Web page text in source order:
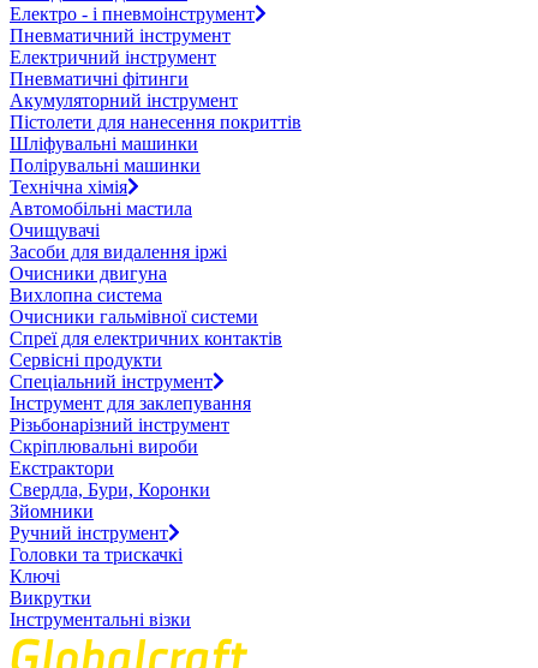
Електро - і пневмоінструмент
Пневматичний інструмент
Електричний інструмент
Пневматичні фітинги
Акумуляторний інструмент
Пістолети для нанесення покриттів
Шліфувальні машинки
Полірувальні машинки
Технічна хімія
Автомобільні мастила
Очищувачі
Засоби для видалення іржі
Очисники двигуна
Вихлопна система
Очисники гальмівної системи
Спреї для електричних контактів
Сервісні продукти
Спеціальний інструмент
Інструмент для заклепування
Різьбонарізний інструмент
Скріплювальні вироби
Екстрактори
Свердла, Бури, Коронки
Зйомники
Ручний інструмент
Головки та трискачкі
Ключі
Викрутки
Інструментальні візки